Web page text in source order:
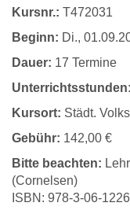
Kursnr.: T472031
Beginn: Di.,
Dauer: 17 Termine
Unterrichtsstunden:
Kursort: Städt.
Gebühr: 142,00 €
Bitte beachten:
(Cornelsen)
ISBN: 978-3-06-